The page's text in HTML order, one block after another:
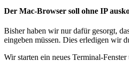
Der Mac-Browser soll ohne IP
Bisher haben wir nur dafür gesorgt,
eingeben müssen. Dies erledigen wir
Wir starten ein neues Terminal-